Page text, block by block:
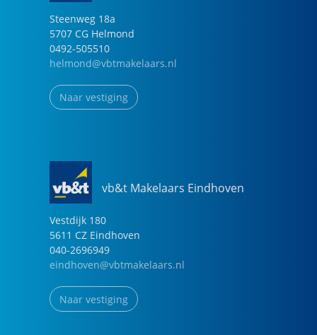
Steenweg 18a
5707 CG Helmond
0492-505510
helmond@vbtmakelaars.nl
Naar vestiging
vb&t Makelaars Eindhoven
Vestdijk 180
5611 CZ Eindhoven
040-2696949
eindhoven@vbtmakelaars.nl
Naar vestiging